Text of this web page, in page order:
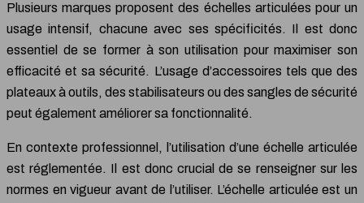
Plusieurs marques proposent des échelles articulées pour un
usage intensif, chacune avec ses spécificités. Il est donc
essentiel de se former à son utilisation pour maximiser son
efficacité et sa sécurité. L’usage d’accessoires tels que des
plateaux à outils, des stabilisateurs ou des sangles de sécurité
peut également améliorer sa fonctionnalité.
En contexte professionnel, l’utilisation d’une échelle articulée
est réglementée. Il est donc crucial de se renseigner sur les
normes en vigueur avant de l’utiliser. L’échelle articulée est un